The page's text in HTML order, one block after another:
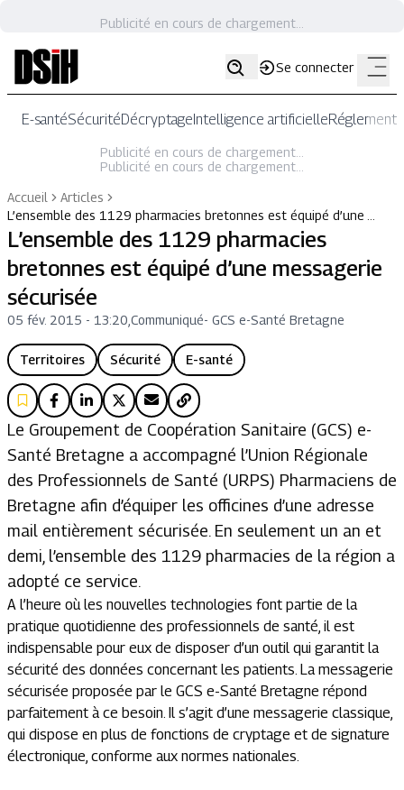
Publicité en cours de chargement...
Se connecter
E-santéSécuritéDécryptageIntelligence artificielle
Publicité en cours de chargement...
Publicité en cours de chargement...
Accueil
Articles
L’ensemble des 1129 pharmacies bretonnes est équipé d’une …
L’ensemble des 1129 pharmacies
bretonnes est équipé d’une messagerie
sécurisée
05 fév. 2015 - 13:20 Communiqué- GCS e-Santé Bretagne
Territoires Sécurité E-santé
Le Groupement de Coopération Sanitaire (GCS) e-
Santé Bretagne a accompagné l’Union Régionale
des Professionnels de Santé (URPS) Pharmaciens de
Bretagne afin d’équiper les officines d’une adresse
mail entièrement sécurisée. En seulement un an et
demi, l’ensemble des 1129 pharmacies de la région a
adopté ce service.
A l’heure où les nouvelles technologies font partie de la
pratique quotidienne des professionnels de santé, il est
indispensable pour eux de disposer d’un outil qui garantit la
sécurité des données concernant les patients. La messagerie
sécurisée proposée par le GCS e-Santé Bretagne répond
parfaitement à ce besoin. Il s’agit d’une messagerie classique,
qui dispose en plus de fonctions de cryptage et de signature
électronique, conforme aux normes nationales.